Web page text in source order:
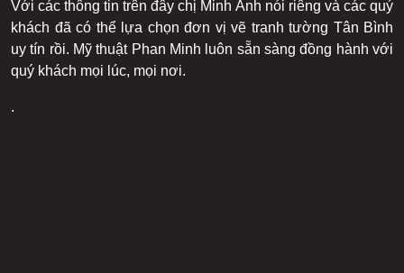
Với các thông tin trên đây chị Minh Ánh nói riêng và các quý
khách đã có thể lựa chọn đơn vị vẽ tranh tường Tân Bình
uy tín rồi. Mỹ thuật Phan Minh luôn sẵn sàng đồng hành với
quý khách mọi lúc, mọi nơi.
.